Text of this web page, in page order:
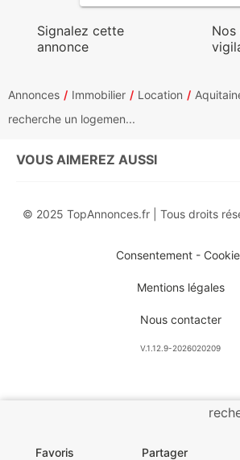
Signalez cette
annonce
Nos
Favoris Partager
Annonces Immobilier Location
recherche un logemen...
VOUS AIMEREZ AUSSI
© 2025 TopAnnonces.fr | Tous droits
Consentement -
Mentions légales
Nous contacter
V.1.12.9-2026020209